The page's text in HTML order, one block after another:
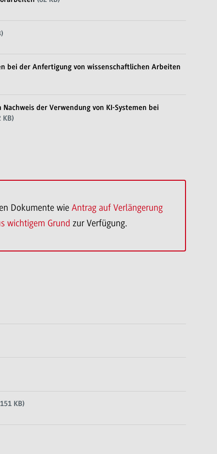
bei der Anfertigung von wissenschaftlichen Arbeiten
der Verwendung von KI-Systemen bei
KB)
Dokumente wie Antrag auf Verlängerung
wichtigem Grund zur Verfügung.
KB)